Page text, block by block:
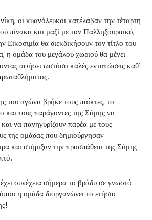
οι κυανόλευκοι κατέλαβαν την τέταρτη
πίνακα και μαζί με τον Παλληξουριακό,
Εικοσιμία θα διεκδικήσουν τον τίτλο του
η ομάδα του μεγάλου χωριού θα μένει
αφήσει ωστόσο καλές εντυπώσεις καθ’
του αγώνα βρήκε τους παίκτες, το
και τους παράγοντες της Σάμης να
να πανηγυρίζουν παρέα με τους
της ομάδας που δημιούργησαν
και στήριξαν την προσπάθεια της Σάμης
συνέχεια σήμερα το βράδυ σε γνωστό
η ομάδα διοργανώνει το ετήσιο